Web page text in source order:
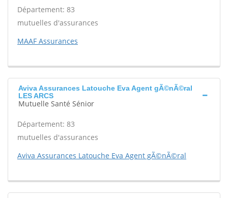
Département: 83
mutuelles d'assurances
MAAF Assurances
Aviva Assurances Latouche Eva Agent gÃ©nÃ©ral
LES ARCS
Mutuelle Santé Sénior
Département: 83
mutuelles d'assurances
Aviva Assurances Latouche Eva Agent gÃ©nÃ©ral